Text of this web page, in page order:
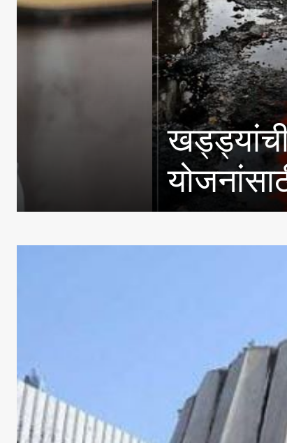
३६ देशांतून २७४
मिळवल्याचा